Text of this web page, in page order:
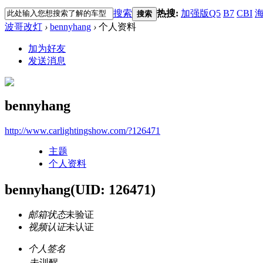
搜索 搜索 热搜: 加强版Q5 B7 CBI
波哥改灯 › bennyhang › 个人资料
加为好友
发送消息
bennyhang
http://www.carlightingshow.com/?126471
主题
个人资料
bennyhang(UID: 126471)
邮箱状态未验证
视频认证未认证
个人签名